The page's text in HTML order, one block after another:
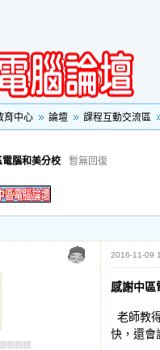
育中心
論壇 課程互動交流區
電腦和美分校 暫無回復
2016-11-09
感謝中區
老師教
快，還會